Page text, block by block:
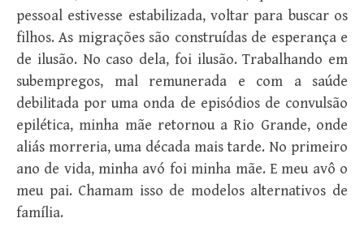
pessoal estivesse estabilizada, voltar para buscar os
filhos. As migrações são construídas de esperança e
de ilusão. No caso dela, foi ilusão. Trabalhando em
subempregos, mal remunerada e com a saúde
debilitada por uma onda de episódios de convulsão
epilética, minha mãe retornou a Rio Grande, onde
aliás morreria, uma década mais tarde. No primeiro
ano de vida, minha avó foi minha mãe. E meu avô o
meu pai. Chamam isso de modelos alternativos de
família.